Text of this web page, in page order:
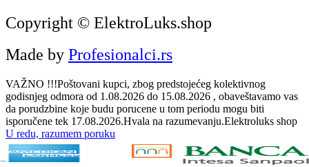
Copyright © ElektroLuks.shop
Made by Profesionalci.rs
VAŽNO !!!Poštovani kupci, zbog predstojećeg kolektivnog
godisnjeg odmora od 1.08.2026 do 15.08.2026 , obaveštavamo vas
da porudzbine koje budu porucene u tom periodu mogu biti
isporučene tek 17.08.2026.Hvala na razumevanju.Elektroluks shop
U redu, razumem poruku